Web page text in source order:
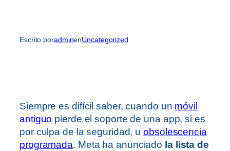
Escrito poradminenUncategorized
Siempre es difícil saber, cuando un móvil
antiguo pierde el soporte de una app, si es
por culpa de la seguridad, uobsolescencia
programada. Meta ha anunciado la lista de